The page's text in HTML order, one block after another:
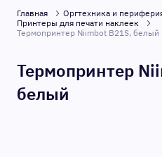
Главная Оргтехника и
Принтеры для печати наклеек
Термопринтер Niimbot B21S, белый
Термопринтер
белый